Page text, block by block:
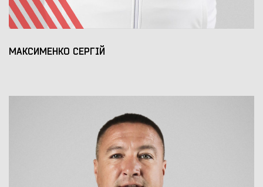
МАКСИМЕНКО СЕРГІЙ